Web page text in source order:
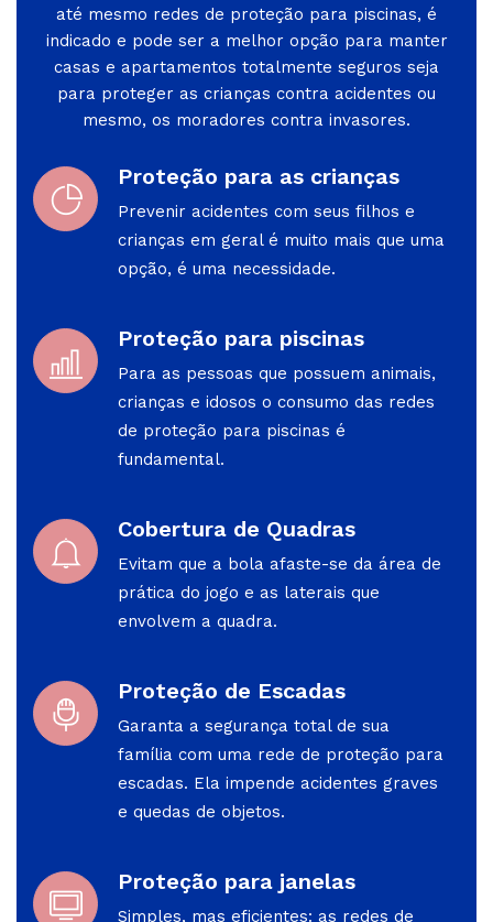
até mesmo redes de proteção para piscinas, é
indicado e pode ser a melhor opção para manter
casas e apartamentos totalmente seguros seja
para proteger as crianças contra acidentes ou
mesmo, os moradores contra invasores.
Proteção para as crianças
Prevenir acidentes com seus filhos e
crianças em geral é muito mais que uma
opção, é uma necessidade.
Proteção para piscinas
Para as pessoas que possuem animais,
crianças e idosos o consumo das redes
de proteção para piscinas é
fundamental.
Cobertura de Quadras
Evitam que a bola afaste-se da área de
prática do jogo e as laterais que
envolvem a quadra.
Proteção de Escadas
Garanta a segurança total de sua
família com uma rede de proteção para
escadas. Ela impende acidentes graves
e quedas de objetos.
Proteção para janelas
Simples, mas eficientes: as redes de